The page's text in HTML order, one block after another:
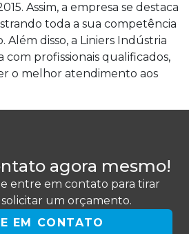
Assim, a empresa se destaca
toda a sua competência
disso, a Liniers Indústria
com profissionais qualificados,
o melhor atendimento aos
agora mesmo!
entre em contato para tirar
um orçamento.
EM CONTATO